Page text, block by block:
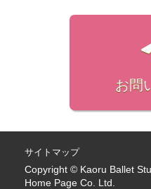
2018年3月 (3)
2017年5月 (6)
2016年1月 (2)
2015年1月 (1)
2014年3月 (2)
2012年3月 (3)
2012年1月 (3)
お問
サイトマップ
Copyright © Kaoru Ballet
Home Page Co. Ltd.